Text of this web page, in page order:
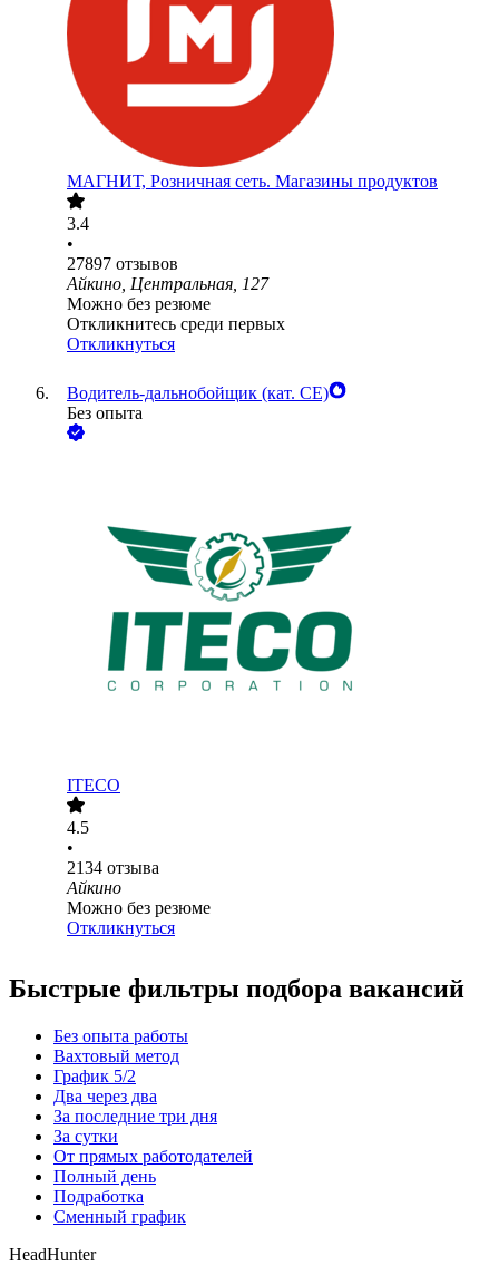
МАГНИТ, Розничная сеть. Магазины продуктов
3.4
•
27897 отзывов
Айкино, Центральная, 127
Можно без резюме
Откликнитесь среди первых
Откликнуться
Водитель-дальнобойщик (кат. CE)
Без опыта
ITECO
4.5
•
2134 отзыва
Айкино
Можно без резюме
Откликнуться
Быстрые фильтры подбора вакансий
Без опыта работы
Вахтовый метод
График 5/2
Два через два
За последние три дня
За сутки
От прямых работодателей
Полный день
Подработка
Сменный график
HeadHunter